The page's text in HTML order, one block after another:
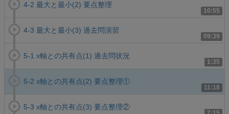
10:55
4-2 最大と最小(2) 要点整理
09:39
4-3 最大と最小(3) 過去問演習
1:35
5-1 x軸との共有点(1) 過去問状況
11:18
5-2 x軸との共有点(2) 要点整理①
5-3 x軸との共有点(3) 要点整理②